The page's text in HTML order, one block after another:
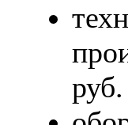
руб.